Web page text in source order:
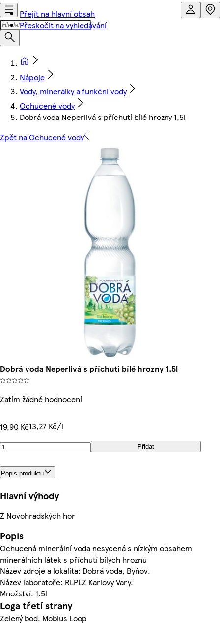
Přejít na hlavní obsah
Přeskočit na vyhledávání
Nápoje
Vody, minerálky a funkční vody
Ochucené vody
Dobrá voda Neperlivá s příchutí bílé hrozny 1,5l
Zpět na Ochucené vody
Dobrá voda Neperlivá s příchutí bílé hrozny 1,5l
Zatím žádné hodnocení
19,90 Kč13,27 Kč/l
Přidat
Popis produktu
Hlavní výhody
Z Novohradských hor
Popis
Ochucená minerální voda nesycená s nízkým obsahem
minerálních látek s příchutí bílých hroznů
Název zdroje a lokalita: Dobrá voda, Byňov.
Název laboratoře: RLPLZ Karlovy Vary.
Množství: 1.5l
Loga třetí strany
Zelený bod, Mobius Loop